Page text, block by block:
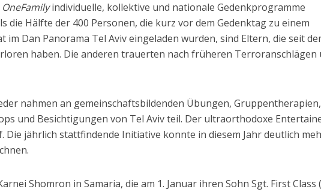
OneFamilyindividuelle, kollektive und nationale Gedenkprogramme
die Hälfte der 400 Personen, die kurz vor dem Gedenktag zu einem
im Dan Panorama Tel Aviv eingeladen wurden, sind Eltern, die seit
haben. Die anderen trauerten nach früheren Terroranschlägen
nahmen an gemeinschaftsbildenden Übungen, Gruppentherapien,
und Besichtigungen von Tel Aviv teil. Der ultraorthodoxe
Die jährlich stattfindende Initiative konnte in diesem Jahr deutlich
Shomron in Samaria, die am 1. Januar ihren Sohn Sgt. First Class